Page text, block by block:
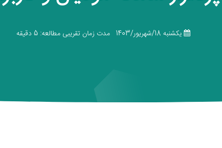
يكشنبه 18/شهریور/1403 مدت زمان تقریبی مطالعه: 5 دقیقه